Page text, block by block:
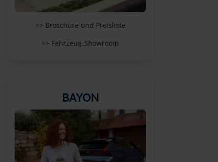
>> Broschüre und Preisliste
>> Fahrzeug-Showroom
BAYON